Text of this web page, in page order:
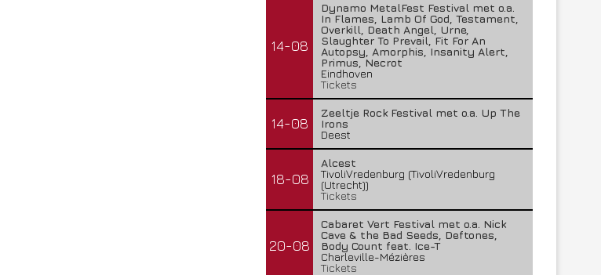
14-08
Dynamo MetalFest Festival met o.a.
In Flames, Lamb Of God, Testament,
Overkill, Death Angel, Urne,
Slaughter To Prevail, Fit For An
Autopsy, Amorphis, Insanity Alert,
Primus, Necrot
Eindhoven
Tickets
14-08
Zeeltje Rock Festival met o.a. Up The
Irons
Deest
18-08
Alcest
TivoliVredenburg (TivoliVredenburg
(Utrecht))
Tickets
20-08
Cabaret Vert Festival met o.a. Nick
Cave & the Bad Seeds, Deftones,
Body Count feat. Ice-T
Charleville-Mézières
Tickets